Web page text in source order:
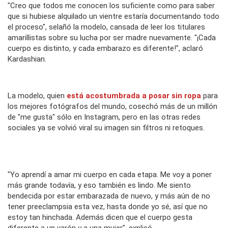
"Creo que todos me conocen los suficiente como para saber
que si hubiese alquilado un vientre estaría documentando todo
el proceso", selañó la modelo, cansada de leer los titulares
amarillistas sobre su lucha por ser madre nuevamente. "¡Cada
cuerpo es distinto, y cada embarazo es diferente!", aclaró
Kardashian.
La modelo, quien está acostumbrada a posar sin ropa para
los mejores fotógrafos del mundo, cosechó más de un millón
de "me gusta" sólo en Instagram, pero en las otras redes
sociales ya se volvió viral su imagen sin filtros ni retoques.
"Yo aprendí a amar mi cuerpo en cada etapa. Me voy a poner
más grande todavía, y eso también es lindo. Me siento
bendecida por estar embarazada de nuevo, y más aún de no
tener preeclampsia esta vez, hasta donde yo sé, así que no
estoy tan hinchada. Además dicen que el cuerpo gesta